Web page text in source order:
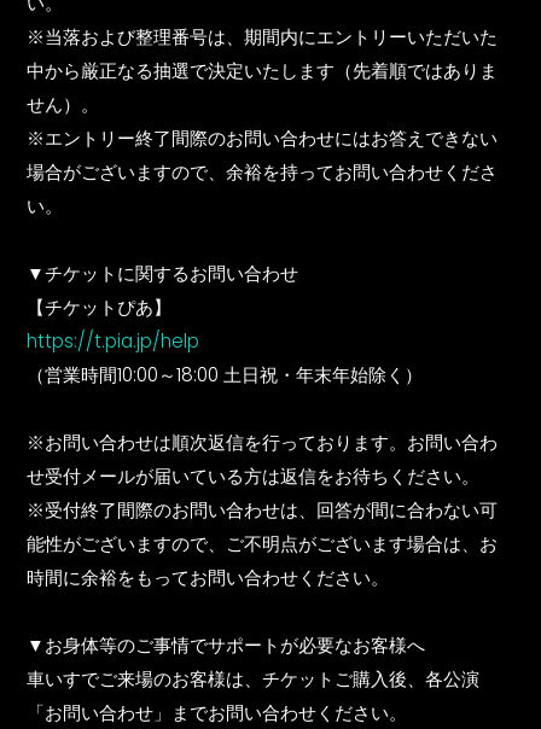
※当落および整理番号は、期間内にエントリーいただいた
中から厳正なる抽選で決定いたします（先着順ではありま
せん）。
※エントリー終了間際のお問い合わせにはお答えできない
場合がございますので、余裕を持ってお問い合わせくださ
い。
▼チケットに関するお問い合わせ
【チケットぴあ】
https://t.pia.jp/help
（営業時間10:00～18:00 土日祝・年末年始除く）
※お問い合わせは順次返信を行っております。お問い合わ
せ受付メールが届いている方は返信をお待ちください。
※受付終了間際のお問い合わせは、回答が間に合わない可
能性がございますので、ご不明点がございます場合は、お
時間に余裕をもってお問い合わせください。
▼お身体等のご事情でサポートが必要なお客様へ
車いすでご来場のお客様は、チケットご購入後、各公演
「お問い合わせ」までお問い合わせください。